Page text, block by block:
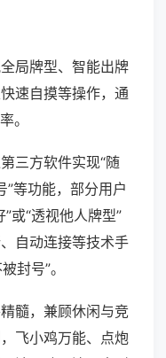
局牌型、智能出牌
速自摸等操作，通
。
三方软件实现“随
”等功能，部分用户
或“透视他人牌型”
自动连接等技术手
封号”。
髓，兼顾休闲与竞
飞小鸡万能、点炮